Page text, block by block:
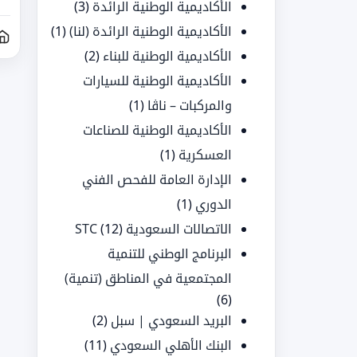
الأكاديمية الوطنية الرائدة (3)
الأكاديمية الوطنية الرائدة (لنا)(1)
الأكاديمية الوطنية للبناء (2)
الأكاديمية الوطنية للسيارات
والمركبات – ناڤا (1)
الأكاديمية الوطنية للصناعات
العسكرية (1)
الإدارة العامة للفحص الفني
الدوري (1)
الاتصالات السعودية STC (12)
البرنامج الوطني للتنمية
المجتمعية في المناطق (تنمية)
(6)
البريد السعودي | سبل (2)
البنك الأهلي السعودي (11)